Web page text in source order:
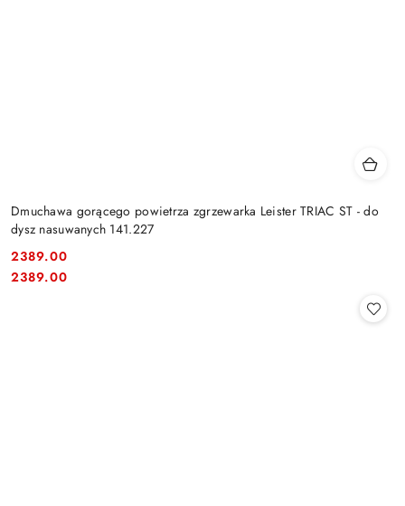
Dmuchawa gorącego powietrza zgrzewarka Leister TRIAC ST - do
dysz nasuwanych 141.227
Cena:
2389.00
Cena:
2389.00